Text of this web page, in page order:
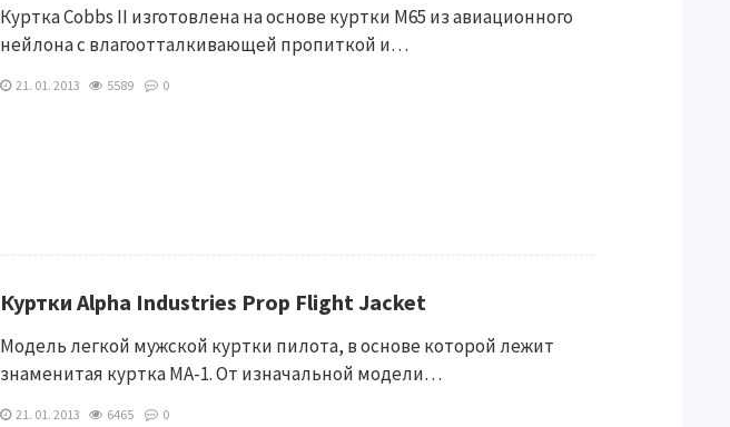
Куртка Cobbs II изготовлена на основе куртки М65 из авиационного
нейлона с влагоотталкивающей пропиткой и…
21. 01. 2013 5589 0
Куртки Alpha Industries Prop Flight Jacket
Модель легкой мужской куртки пилота, в основе которой лежит
знаменитая куртка MA-1. От изначальной модели…
21. 01. 2013 6465 0